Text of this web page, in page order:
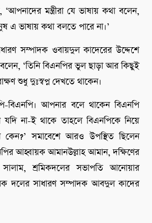
মন্ত্রীরা যে ভাষায় কথা বলেন,
এ ভাষায় কথা বলতে পারে না।’
সম্পাদক ওবায়দুল কাদেরের উদ্দেশে
‘তিনি বিএনপির ভুল ছাড়া আর কিছুই
শুধু দুঃস্বপ্ন দেখতে থাকেন।
বিএনপি। আপনার বলে থাকেন বিএনপি
যদি না-ই থাকে তাহলে বিএনপিকে নিয়ে
কেন?’ সমাবেশে আরও উপস্থিত ছিলেন
আহ্বায়ক আমানউল্লাহ আমান, দক্ষিণের
শ্রমিকদলের সভাপতি আনোয়ার
দলের সাধারণ সম্পাদক আবদুল কাদের